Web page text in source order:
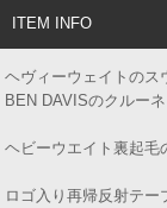
ITEM INFO
ヘヴィーウェイトのス
BEN DAVISのクルー
ヘビーウエイト裏起毛
ロゴ入り再帰反射テ